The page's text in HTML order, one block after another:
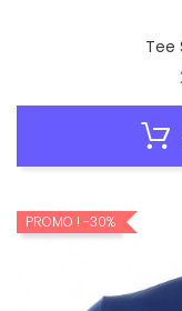
Tee
PROMO ! -30%